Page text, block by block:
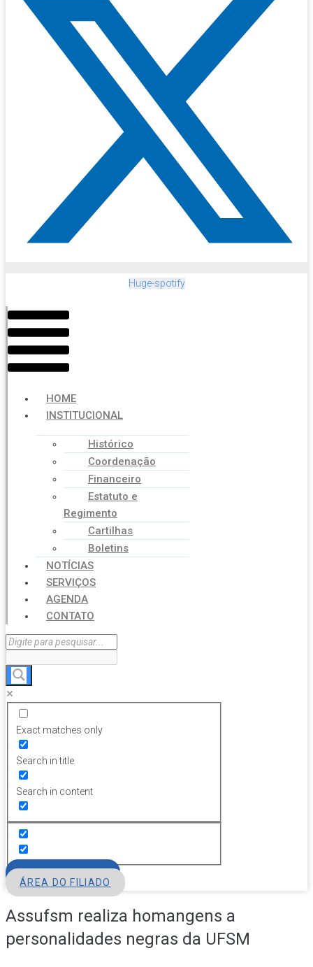
Huge-spotify
Menu
HOME
INSTITUCIONAL
Histórico
Coordenação
Financeiro
Estatuto e
Regimento
Cartilhas
Boletins
NOTÍCIAS
SERVIÇOS
AGENDA
CONTATO
Exact matches only
Search in title
Search in content
ÁREA DO FILIADO
Assufsm realiza homangens a
personalidades negras da UFSM